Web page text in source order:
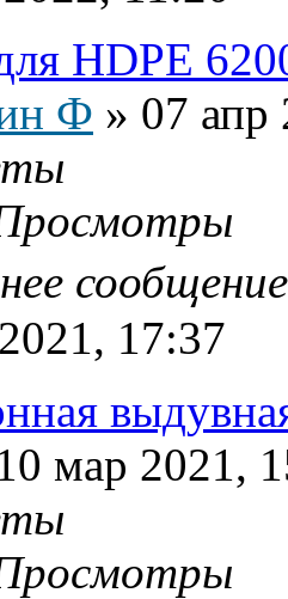
HDPE
Ф » 07 апр
17:37
мар 2021,